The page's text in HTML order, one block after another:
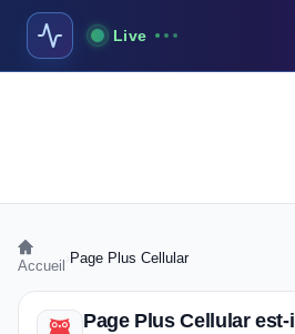
Live
Accueil Page Plus Cellular
Page Plus Cellular